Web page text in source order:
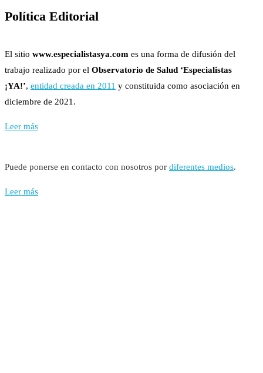
Política Editorial
El sitio www.especialistasya.com es una forma de difusión del
trabajo realizado por el Observatorio de Salud ‘Especialistas
¡YA!’, entidad creada en 2011 y constituida como asociación en
diciembre de 2021.
Leer más
Puede ponerse en contacto con nosotros por diferentes medios.
Leer más